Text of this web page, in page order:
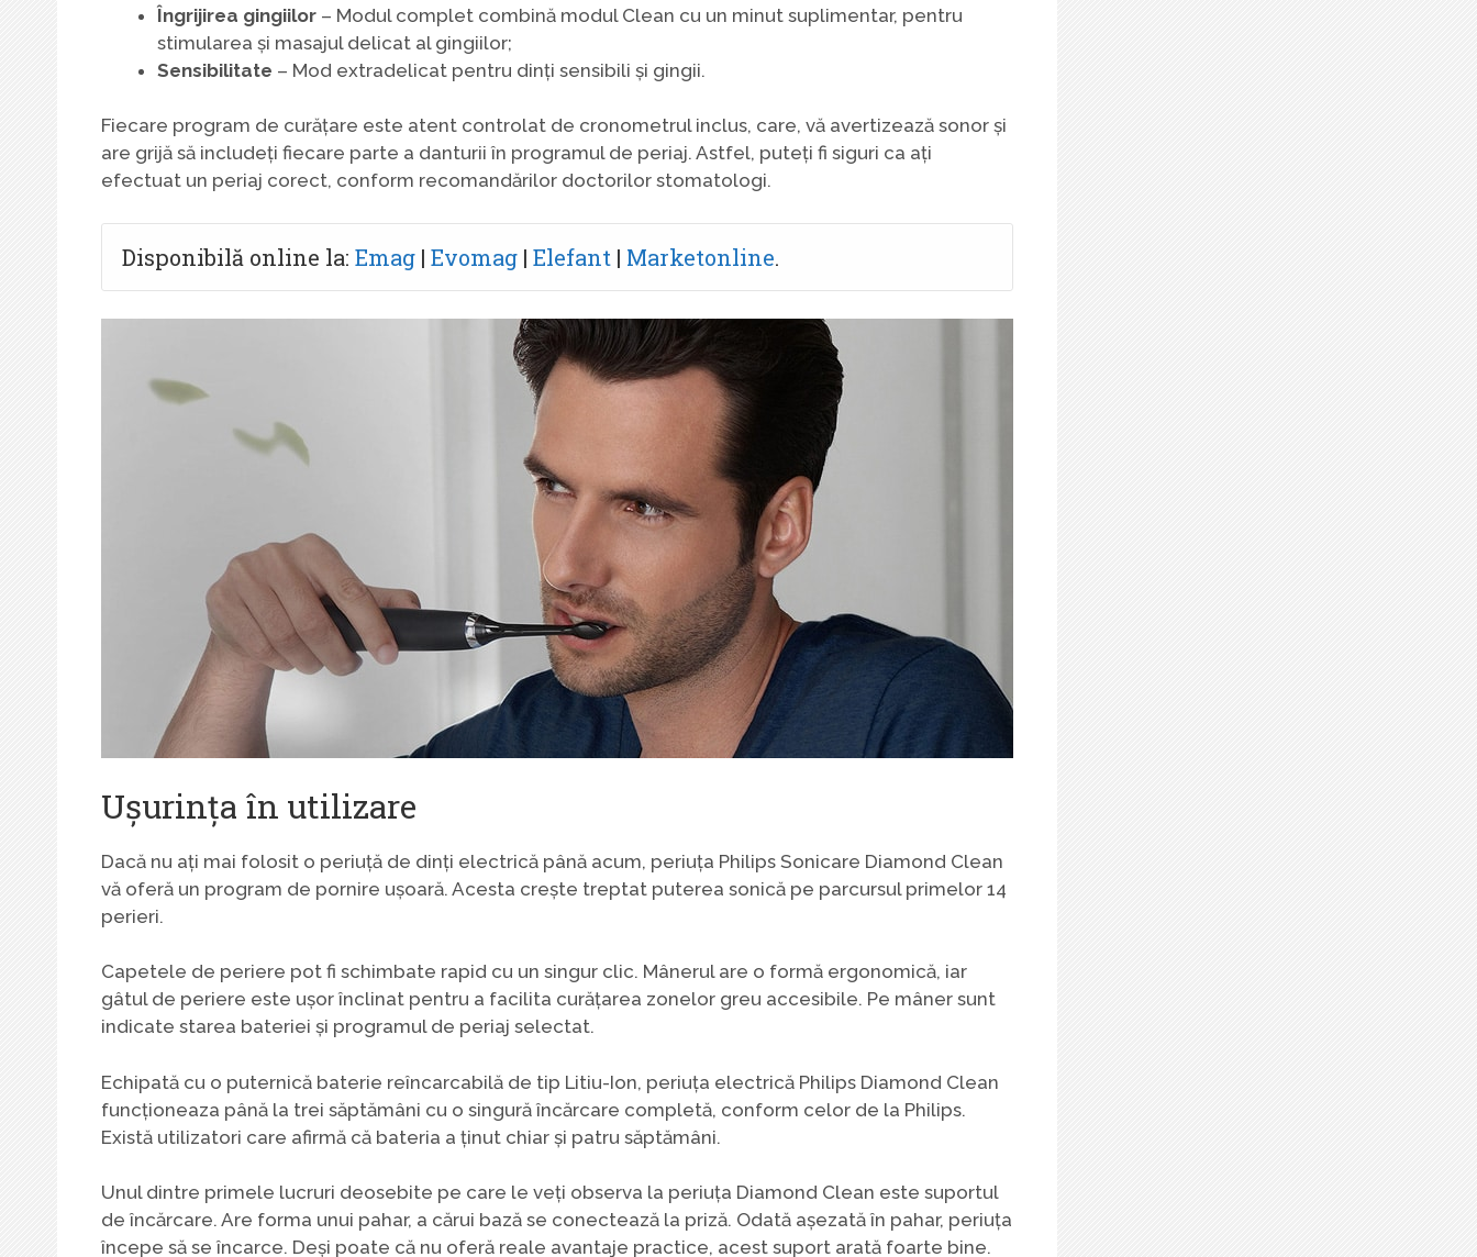
Îngrijirea gingiilor – Modul complet combină modul Clean cu un minut suplimentar, pentru
stimularea și masajul delicat al gingiilor;
Sensibilitate – Mod extradelicat pentru dinți sensibili și gingii.
Fiecare program de curățare este atent controlat de cronometrul inclus, care, vă avertizează sonor și
are grijă să includeți fiecare parte a danturii în programul de periaj. Astfel, puteți fi siguri ca ați
efectuat un periaj corect, conform recomandărilor doctorilor stomatologi.
Disponibilă online la: Emag | Evomag | Elefant | Marketonline.
Ușurința în utilizare
Dacă nu ați mai folosit o periuță de dinți electrică până acum, periuța Philips Sonicare Diamond Clean
vă oferă un program de pornire ușoară. Acesta crește treptat puterea sonică pe parcursul primelor 14
perieri.
Capetele de periere pot fi schimbate rapid cu un singur clic. Mânerul are o formă ergonomică, iar
gâtul de periere este ușor înclinat pentru a facilita curățarea zonelor greu accesibile. Pe mâner sunt
indicate starea bateriei și programul de periaj selectat.
Echipată cu o puternică baterie reîncarcabilă de tip Litiu-Ion, periuța electrică Philips Diamond Clean
funcționeaza până la trei săptămâni cu o singură încărcare completă, conform celor de la Philips.
Există utilizatori care afirmă că bateria a ținut chiar și patru săptămâni.
Unul dintre primele lucruri deosebite pe care le veți observa la periuța Diamond Clean este suportul
de încărcare. Are forma unui pahar, a cărui bază se conectează la priză. Odată așezată în pahar, periuța
începe să se încarce. Deși poate că nu oferă reale avantaje practice, acest suport arată foarte bine.